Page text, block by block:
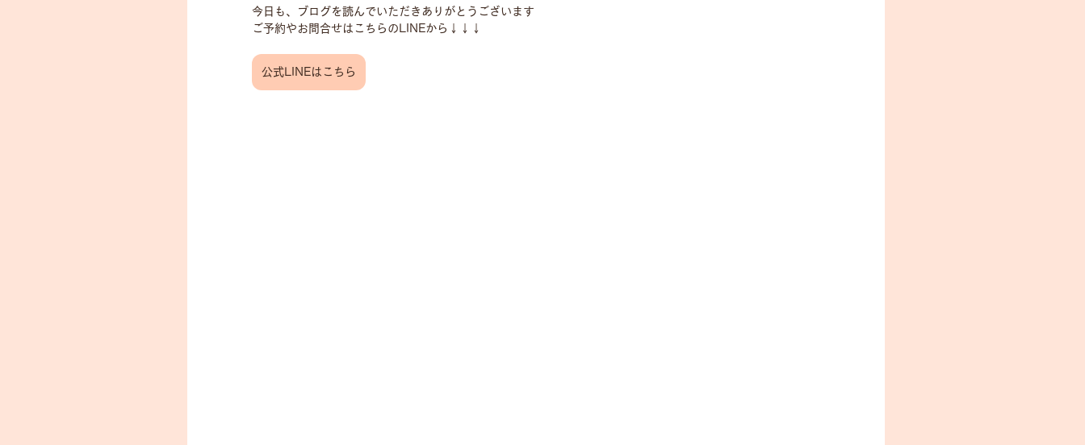
今日も、ブログを読んでいただきありがとうございます
ご予約やお問合せはこちらのLINEから↓↓↓
公式LINEはこちら